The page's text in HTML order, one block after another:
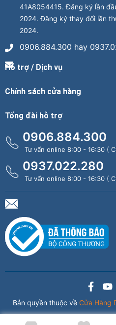
41A8054415. Đăng ký lần
2024. Đăng ký thay đổi lần
2024.
0906.884.300 hay
Hỗ trợ / Dịch vụ
Chính sách cửa hàng
Tổng đài hỗ trợ
0906.884.300
Tư vấn online 8:00 - 16:30 (
0937.022.280
Tư vấn online 8:00 - 16:30 (
Bản quyền thuộc về Cửa Hàng